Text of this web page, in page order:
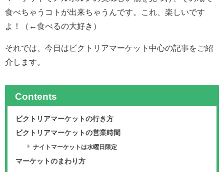
食べちゃうコトが出来ちゃうんです。これ、楽しいです
よ！（←食べるの大好き）
それでは、今日はビクトリアマーケット中心の記事をご紹
介します。
Contents
ビクトリアマーケットの行き方
ビクトリアマーケットの営業時間
ナイトマーケットは水曜日限定
マーケットのまわり方